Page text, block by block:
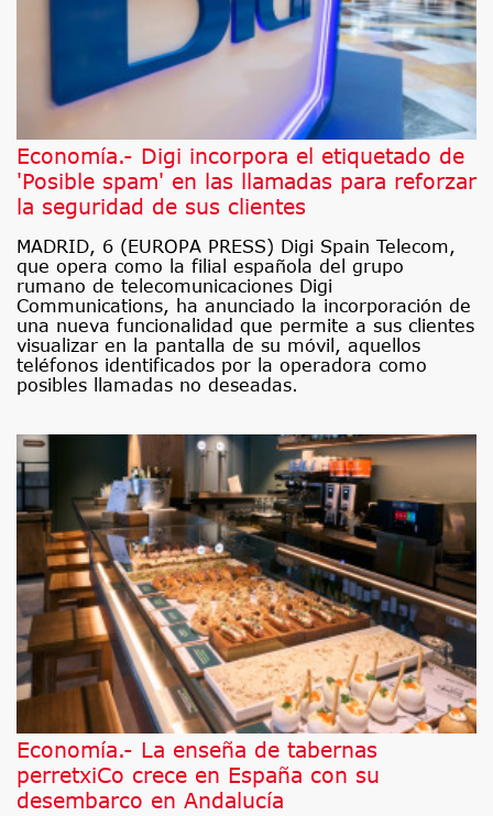
Economía.- Digi incorpora el etiquetado de
'Posible spam' en las llamadas para reforzar
la seguridad de sus clientes
MADRID, 6 (EUROPA PRESS) Digi Spain Telecom,
que opera como la filial española del grupo
rumano de telecomunicaciones Digi
Communications, ha anunciado la incorporación de
una nueva funcionalidad que permite a sus clientes
visualizar en la pantalla de su móvil, aquellos
teléfonos identificados por la operadora como
posibles llamadas no deseadas.
Economía.- La enseña de tabernas
perretxiCo crece en España con su
desembarco en Andalucía